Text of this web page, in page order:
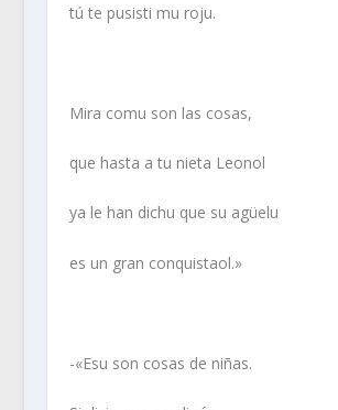
tú te pusisti mu roju.
Mira comu son las cosas,
que hasta a tu nieta Leonol
ya le han dichu que su agüelu
es un gran conquistaol.»
-«Esu son cosas de niñas.